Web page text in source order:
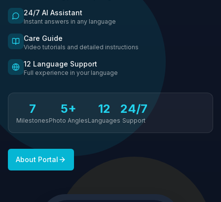
24/7 AI Assistant
Instant answers in any language
Care Guide
Video tutorials and detailed instructions
12 Language Support
Full experience in your language
7
Milestones
5+
Photo Angles
12
Languages
24/7
Support
About Portal